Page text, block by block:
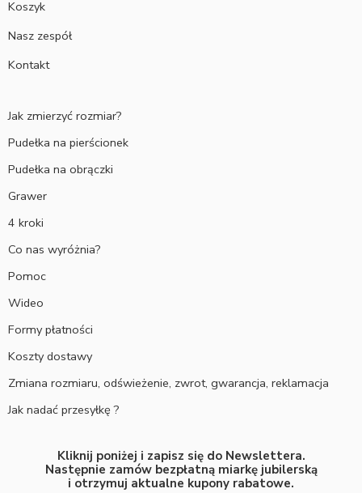
Koszyk
Nasz zespół
Kontakt
Jak zmierzyć rozmiar?
Pudełka na pierścionek
Pudełka na obrączki
Grawer
4 kroki
Co nas wyróżnia?
Pomoc
Wideo
Formy płatności
Koszty dostawy
Zmiana rozmiaru, odświeżenie, zwrot, gwarancja, reklamacja
Jak nadać przesyłkę ?
Kliknij poniżej i zapisz się do Newslettera.
Następnie zamów bezpłatną miarkę jubilerską
i otrzymuj aktualne kupony rabatowe.